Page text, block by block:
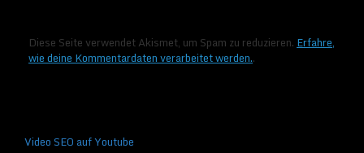
Diese Seite verwendet Akismet, um Spam zu reduzieren. Erfahre,
wie deine Kommentardaten verarbeitet werden..
Video SEO auf Youtube